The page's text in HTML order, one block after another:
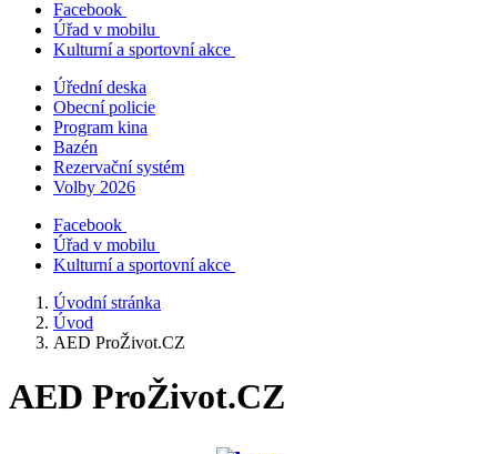
Facebook
Úřad v mobilu
Kulturní a sportovní akce
Úřední deska
Obecní policie
Program kina
Bazén
Rezervační systém
Volby 2026
Facebook
Úřad v mobilu
Kulturní a sportovní akce
Úvodní stránka
Úvod
AED ProŽivot.CZ
AED ProŽivot.CZ